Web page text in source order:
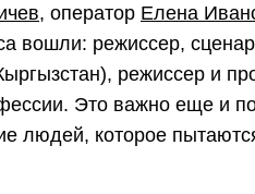
, оператор Елена
вошли: режиссер,
режиссер и
Это важно еще и
людей, которое